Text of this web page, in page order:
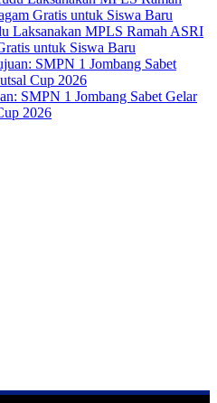
Laksanakan MPLS Ramah ASRI
untuk Siswa Baru
SMPN 1 Jombang Sabet Gelar
2026